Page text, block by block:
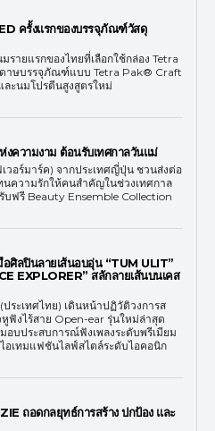
ครั้งแรกของบรรจุภัณฑ์วัสดุ
ายแรกของไทยที่เลือกใช้กล่อง Tetra
าษบรรจุภัณฑ์แบบ Tetra Pak® Craft
ะนมโปรตีนสูงสูตรใหม่
ความงาม ต้อนรับเทศกาลวันแม่
วอร์มาร์ค) จากประเทศญี่ปุ่น ชวนส่งต่อ
ความรักให้คนสำคัญในช่วงเทศกาล
ฟรี Beauty Ensemble Collection
ศิลปินลายเส้นอบอุ่น “TUM ULIT”
EXPLORER” สลักลายเส้นบนเคส
ระเทศไทย) เดินหน้าปฏิวัติวงการส
ฟังไร้สาย Open-ear รุ่นใหม่ล่าสุด
อบประสบการณ์ฟังเพลงระดับพรีเมียม
อเทมแฟชันไลฟ์สไตล์ระดับไอคอนิก
ถอดกลยุทธ์การสร้าง ปกป้อง และ